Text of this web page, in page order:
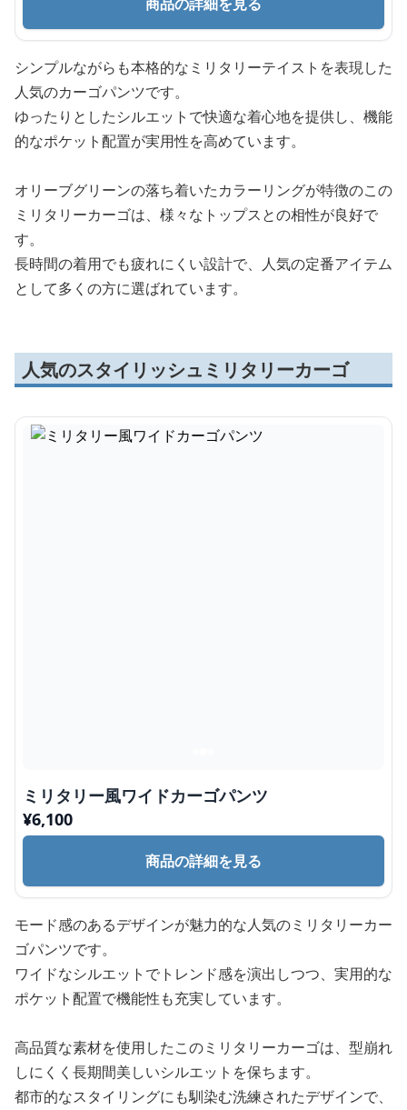
シンプルながらも本格的なミリタリーテイストを表現した
人気のカーゴパンツです。
ゆったりとしたシルエットで快適な着心地を提供し、機能
的なポケット配置が実用性を高めています。
オリーブグリーンの落ち着いたカラーリングが特徴のこの
ミリタリーカーゴは、様々なトップスとの相性が良好で
す。
長時間の着用でも疲れにくい設計で、人気の定番アイテム
として多くの方に選ばれています。
人気のスタイリッシュミリタリーカーゴ
ミリタリー風ワイドカーゴパンツ
¥6,100
商品の詳細を見る
モード感のあるデザインが魅力的な人気のミリタリーカー
ゴパンツです。
ワイドなシルエットでトレンド感を演出しつつ、実用的な
ポケット配置で機能性も充実しています。
高品質な素材を使用したこのミリタリーカーゴは、型崩れ
しにくく長期間美しいシルエットを保ちます。
都市的なスタイリングにも馴染む洗練されたデザインで、